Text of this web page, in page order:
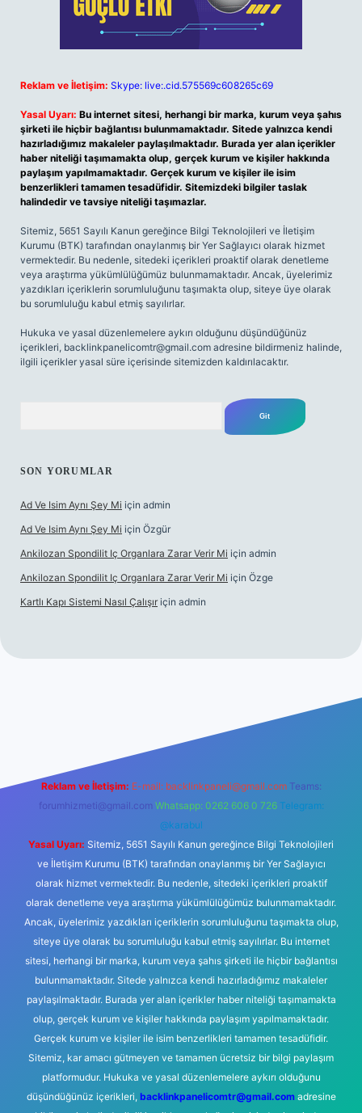
Reklam ve İletişim: Skype: live:.cid.575569c608265c69
Yasal Uyarı: Bu internet sitesi, herhangi bir marka, kurum veya şahıs
şirketi ile hiçbir bağlantısı bulunmamaktadır. Sitede yalnızca kendi
hazırladığımız makaleler paylaşılmaktadır. Burada yer alan içerikler
haber niteliği taşımamakta olup, gerçek kurum ve kişiler hakkında
paylaşım yapılmamaktadır. Gerçek kurum ve kişiler ile isim
benzerlikleri tamamen tesadüfidir. Sitemizdeki bilgiler taslak
halindedir ve tavsiye niteliği taşımazlar.
Sitemiz, 5651 Sayılı Kanun gereğince Bilgi Teknolojileri ve İletişim
Kurumu (BTK) tarafından onaylanmış bir Yer Sağlayıcı olarak hizmet
vermektedir. Bu nedenle, sitedeki içerikleri proaktif olarak denetleme
veya araştırma yükümlülüğümüz bulunmamaktadır. Ancak, üyelerimiz
yazdıkları içeriklerin sorumluluğunu taşımakta olup, siteye üye olarak
bu sorumluluğu kabul etmiş sayılırlar.
Hukuka ve yasal düzenlemelere aykırı olduğunu düşündüğünüz
içerikleri, backlinkpanelicomtr@gmail.com adresine bildirmeniz halinde,
ilgili içerikler yasal süre içerisinde sitemizden kaldırılacaktır.
SON YORUMLAR
Ad Ve Isim Aynı Şey Mi için admin
Ad Ve Isim Aynı Şey Mi için Özgür
Ankilozan Spondilit Iç Organlara Zarar Verir Mi için admin
Ankilozan Spondilit Iç Organlara Zarar Verir Mi için Özge
Kartlı Kapı Sistemi Nasıl Çalışır için admin
Reklam ve İletişim: E-mail: backlinkpaneli@gmail.com Teams:
forumhizmeti@gmail.com Whatsapp: 0262 606 0 726 Telegram:
@karabul
Yasal Uyarı: Sitemiz, 5651 Sayılı Kanun gereğince Bilgi Teknolojileri
ve İletişim Kurumu (BTK) tarafından onaylanmış bir Yer Sağlayıcı
olarak hizmet vermektedir. Bu nedenle, sitedeki içerikleri proaktif
olarak denetleme veya araştırma yükümlülüğümüz bulunmamaktadır.
Ancak, üyelerimiz yazdıkları içeriklerin sorumluluğunu taşımakta olup,
siteye üye olarak bu sorumluluğu kabul etmiş sayılırlar. Bu internet
sitesi, herhangi bir marka, kurum veya şahıs şirketi ile hiçbir bağlantısı
bulunmamaktadır. Sitede yalnızca kendi hazırladığımız makaleler
paylaşılmaktadır. Burada yer alan içerikler haber niteliği taşımamakta
olup, gerçek kurum ve kişiler hakkında paylaşım yapılmamaktadır.
Gerçek kurum ve kişiler ile isim benzerlikleri tamamen tesadüfidir.
Sitemiz, kar amacı gütmeyen ve tamamen ücretsiz bir bilgi paylaşım
platformudur. Hukuka ve yasal düzenlemelere aykırı olduğunu
düşündüğünüz içerikleri, backlinkpanelicomtr@gmail.comadresine